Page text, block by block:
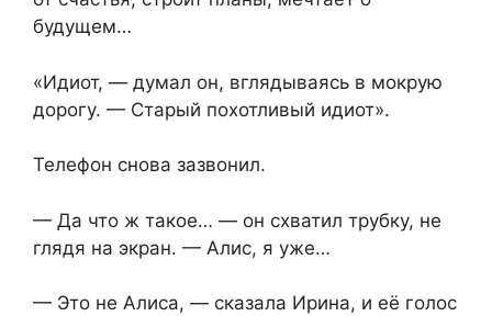
будущем…
«Идиот, — думал он, вглядываясь в мокрую
дорогу. — Старый похотливый идиот».
Телефон снова зазвонил.
— Да что ж такое… — он схватил трубку, не
глядя на экран. — Алис, я уже…
— Это не Алиса, — сказала Ирина, и её голос